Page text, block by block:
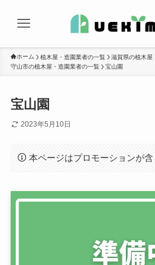
ホーム 植木屋・造園業者の一覧
滋賀県の植木屋
守山市の植木屋・造園業者の一覧
宝山園
宝山園
2023年5月10日
本ページはプロモーションが